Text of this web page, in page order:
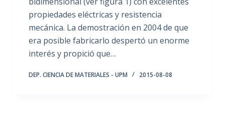
propiedades eléctricas y resistencia
mecánica. La demostración en 2004 de que
era posible fabricarlo despertó un enorme
interés y propició que…
DEP. CIENCIA DE MATERIALES - UPM 2015-08-08